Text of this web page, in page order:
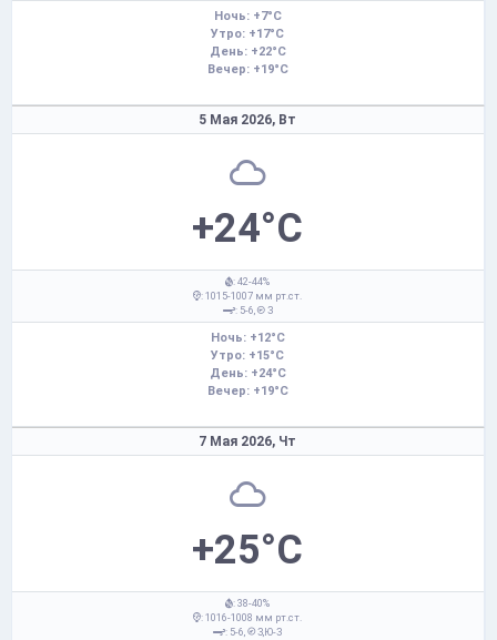
Ночь: +7°C
Утро: +17°C
День: +22°C
Вечер: +19°C
5 Мая 2026, Вт
+24°C
: 42-44%
: 1015-1007 мм рт.ст.
: 5-6,
З
Ночь: +12°C
Утро: +15°C
День: +24°C
Вечер: +19°C
7 Мая 2026, Чт
+25°C
: 38-40%
: 1016-1008 мм рт.ст.
: 5-6,
З,Ю-З